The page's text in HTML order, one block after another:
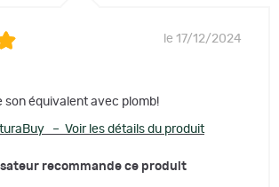
le 17/12/2024
son équivalent avec plomb!
– Voir les détails du produit
recommande ce produit